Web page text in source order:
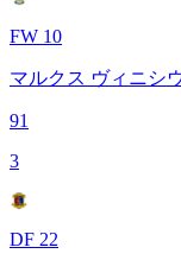
FW 10
マルクス ヴィニシ
91
3
DF 22